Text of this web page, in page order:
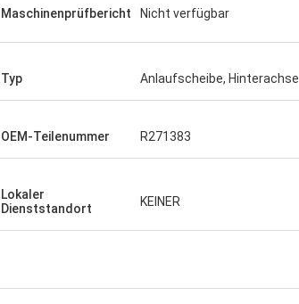
Maschinenprüfbericht Nicht verfügbar
Typ Anlaufscheibe, Hinterachse
OEM-Teilenummer R271383
Lokaler
Dienststandort
KEINER